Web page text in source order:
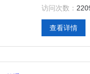
访问次数：
查看详情